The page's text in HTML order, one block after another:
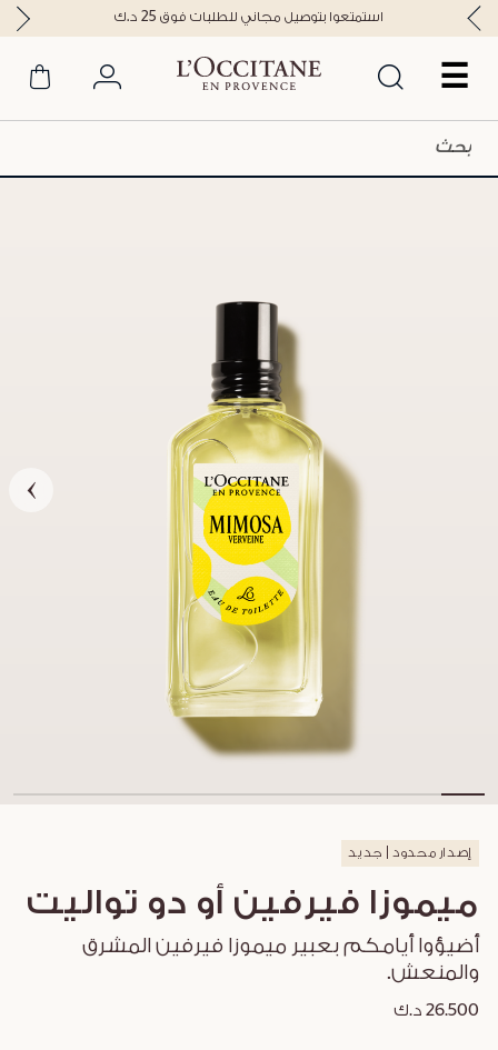
☰
استمتعوا بتوصيل مجاني للطلبات فوق 25 د.ك
إصدار محدود | جديد
ميموزا فيرفين أو دو تواليت
أضيؤوا أيامكم بعبير ميموزا فيرفين المشرق
والمنعش.
26.500 د.ك